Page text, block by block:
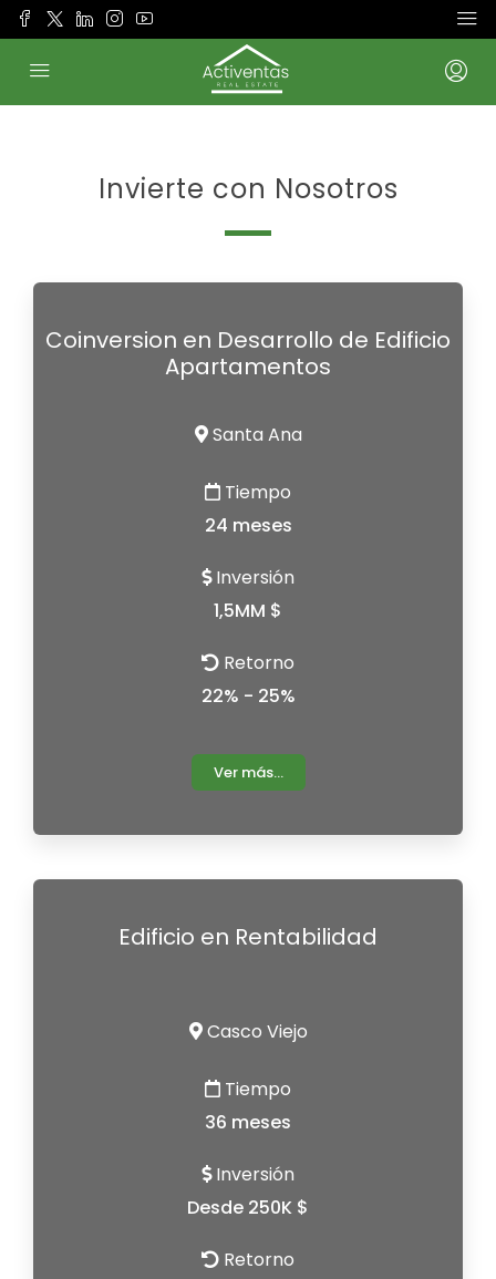
Invierte con Nosotros
Coinversion en Desarrollo de Edificio
Apartamentos
Santa Ana
Tiempo
24 meses
Inversión
1,5MM $
Retorno
22% - 25%
Ver más...
Edificio en Rentabilidad
Casco Viejo
Tiempo
36 meses
Inversión
Desde 250K $
Retorno